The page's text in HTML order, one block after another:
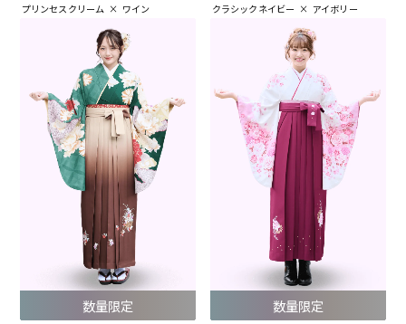
プリンセスクリーム × ワイン クラシックネイビー × アイボリー
数量限定 数量限定